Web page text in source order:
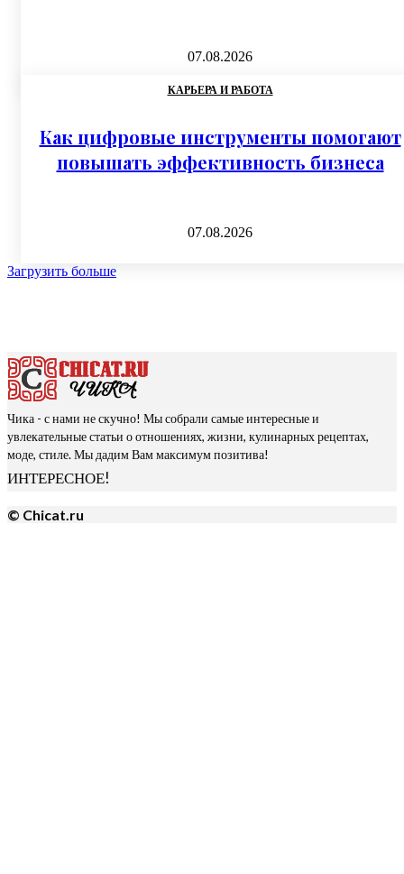
07.08.2026
КАРЬЕРА И РАБОТА
Как цифровые инструменты помогают
повышать эффективность бизнеса
07.08.2026
Загрузить больше
Чика - с нами не скучно! Мы собрали самые интересные и
увлекательные статьи о отношениях, жизни, кулинарных рецептах,
моде, стиле. Мы дадим Вам максимум позитива!
ИНТЕРЕСНОЕ!
© Chicat.ru